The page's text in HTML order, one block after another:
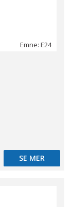
Emne: E24
SE MER
SE MER